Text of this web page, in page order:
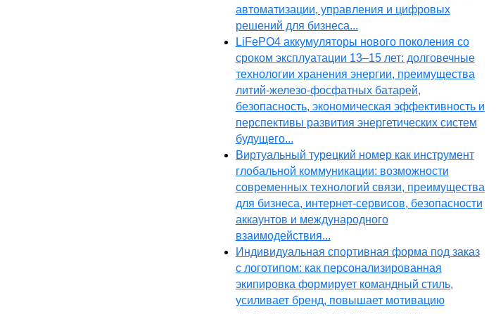
автоматизации, управления и цифровых
решений для бизнеса...
LiFePO4 аккумуляторы нового поколения со
сроком эксплуатации 13–15 лет: долговечные
технологии хранения энергии, преимущества
литий-железо-фосфатных батарей,
безопасность, экономическая эффективность и
перспективы развития энергетических систем
будущего...
Виртуальный турецкий номер как инструмент
глобальной коммуникации: возможности
современных технологий связи, преимущества
для бизнеса, интернет-сервисов, безопасности
аккаунтов и международного
взаимодействия...
Индивидуальная спортивная форма под заказ
с логотипом: как персонализированная
экипировка формирует командный стиль,
усиливает бренд, повышает мотивацию